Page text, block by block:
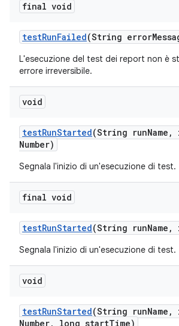
final void
testRunFailed(String error
L'esecuzione del test dei report non è
errore irreversibile.
void
testRunStarted(String runName ,
Number)
Segnala l'inizio di un'esecuzione di test.
final void
testRunStarted(String runName ,
Segnala l'inizio di un'esecuzione di test.
void
testRunStarted(String runName ,
Number, long startTime)